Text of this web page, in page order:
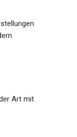
Art mit